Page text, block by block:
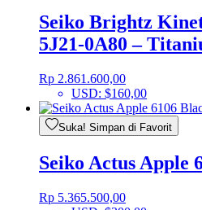
Seiko Brightz
5J21-0A80 –
Rp 2.861.600,00
USD: $160,00
Suka! Simpan di Favorit
Seiko Actus Apple
Rp 5.365.500,00